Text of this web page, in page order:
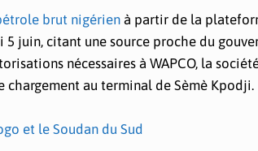
brut nigérienà partir de la
juin, citant une source proche du
nécessaires à WAPCO, la
au terminal de Sèmè Kpodji.
et le Soudan du Sud